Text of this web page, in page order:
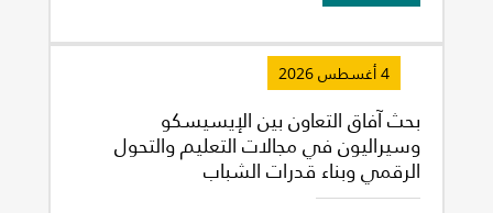
4 أغسطس 2026
بحث آفاق التعاون بين الإيسيسكو
وسيراليون في مجالات التعليم والتحول
الرقمي وبناء قدرات الشباب